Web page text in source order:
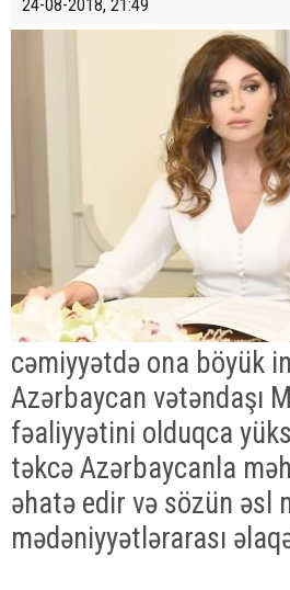
24-08-2018, 21:49
cəmiyyətdə ona böyük
Azərbaycan vətəndaşı
fəaliyyətini olduqca
təkcə Azərbaycanla
əhatə edir və sözün əsl
mədəniyyətlərarası